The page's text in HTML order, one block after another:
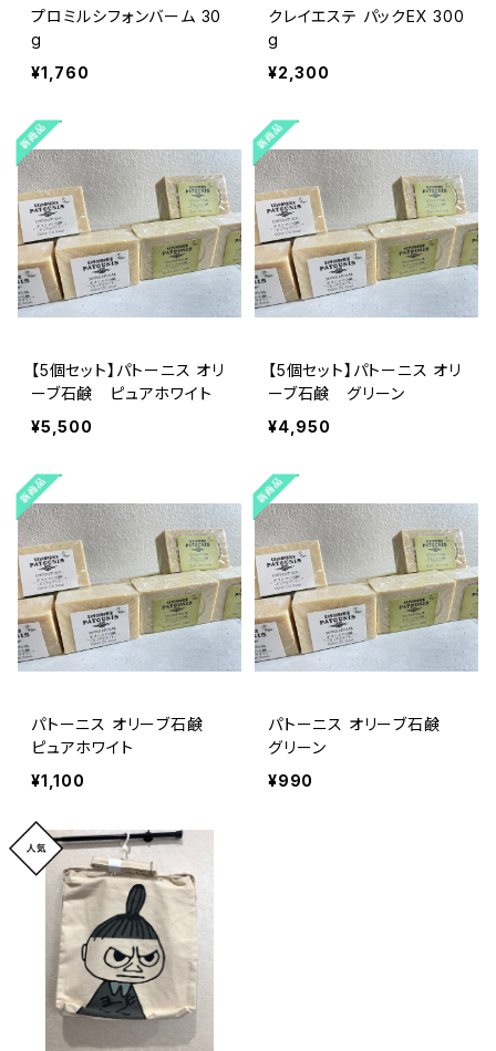
プロミルシフォンバーム 30
g
¥1,760
クレイエステ パックEX 300
g
¥2,300
【5個セット】パトーニス オリ
ーブ石鹸 ピュアホワイト
¥5,500
【5個セット】パトーニス オリ
ーブ石鹸 グリーン
¥4,950
パトーニス オリーブ石鹸
ピュアホワイト
¥1,100
パトーニス オリーブ石鹸
グリーン
¥990